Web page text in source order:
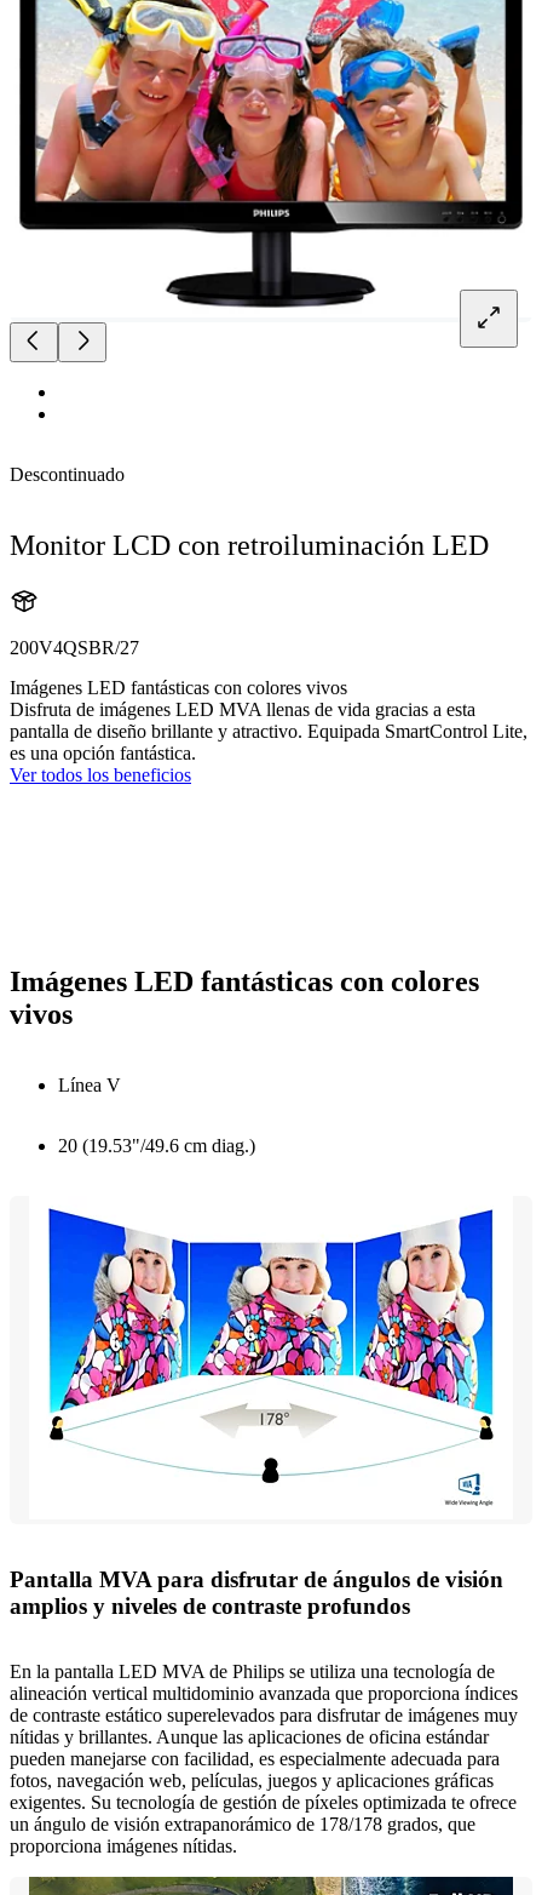
Descontinuado
Monitor LCD con retroiluminación LED
200V4QSBR/27
Imágenes LED fantásticas con colores vivos
Disfruta de imágenes LED MVA llenas de vida gracias a esta
pantalla de diseño brillante y atractivo. Equipada SmartControl Lite,
es una opción fantástica.
Ver todos los beneficios
Imágenes LED fantásticas con colores
vivos
Línea V
20 (19.53"/49.6 cm diag.)
Pantalla MVA para disfrutar de ángulos de visión
amplios y niveles de contraste profundos
En la pantalla LED MVA de Philips se utiliza una tecnología de
alineación vertical multidominio avanzada que proporciona índices
de contraste estático superelevados para disfrutar de imágenes muy
nítidas y brillantes. Aunque las aplicaciones de oficina estándar
pueden manejarse con facilidad, es especialmente adecuada para
fotos, navegación web, películas, juegos y aplicaciones gráficas
exigentes. Su tecnología de gestión de píxeles optimizada te ofrece
un ángulo de visión extrapanorámico de 178/178 grados, que
proporciona imágenes nítidas.